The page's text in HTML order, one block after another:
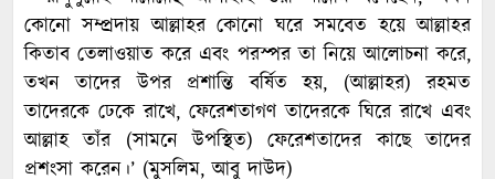
কোনো সম্প্রদায় আল্লাহর কোনো ঘরে সমবেত হয়ে আল্লাহর
কিতাব তেলাওয়াত করে এবং পরস্পর তা নিয়ে আলোচনা করে,
তখন তাদের উপর প্রশান্তি বর্ষিত হয়, (আল্লাহর) রহমত
তাদেরকে ঢেকে রাখে, ফেরেশতাগণ তাদেরকে ঘিরে রাখে এবং
আল্লাহ তাঁর (সামনে উপস্থিত) ফেরেশতাদের কাছে তাদের
প্রশংসা করেন।’ (মুসলিম, আবু দাউদ)